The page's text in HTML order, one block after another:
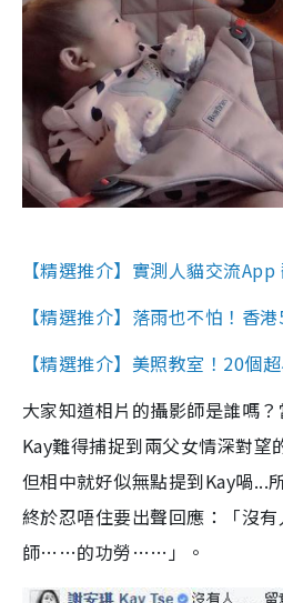
【精選推介】實測人貓交流
【精選推介】落雨也不怕！香
【精選推介】美照教室！20個
大家知道相片的攝影師是誰嗎？
Kay難得捕捉到兩父女情深對望
但相中就好似無點提到Kay喎...
終於忍唔住要出聲回應：「
師……的功勞……」。